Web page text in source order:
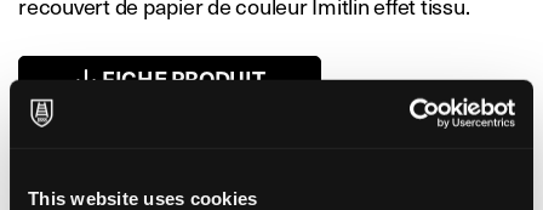
This website uses cookies
FICHE PRODUIT
Formats